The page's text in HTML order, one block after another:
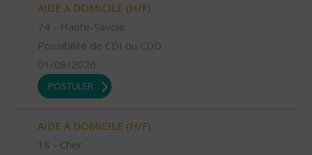
AIDE A DOMICILE (H/F)
74 - Haute-Savoie
Possibilité de CDI ou CDD
01/08/2026
POSTULER
AIDE A DOMICILE (H/F)
18 - Cher